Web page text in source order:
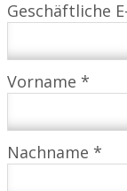
Geschäftliche
Vorname *
Nachname *